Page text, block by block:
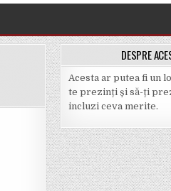
DESPRE
Acesta ar putea fi un
te prezinți și să-ți
incluzi ceva merite.